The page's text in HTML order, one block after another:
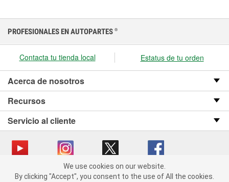
We use cookies on our website. By clicking "Accept", you consent
PROFESIONALES EN AUTOPARTES ®
Contacta tu tienda local Estatus de tu orden
Acerca de nosotros
Recursos
Servicio al cliente
Copyright © 2008-2026 O’Reilly Auto Parts v OST_3.2.0.0.729 (3) cv1361
We use cookies on our website.
By clicking "Accept", you consent to the use of All the cookies.